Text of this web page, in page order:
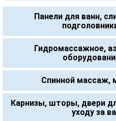
Панели для ванн,
Гидромассажное,
Спинной массаж,
Карнизы, шторы, двери
уходу за